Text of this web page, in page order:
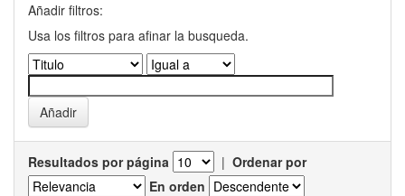
Añadir filtros:
Usa los filtros para afinar la busqueda.
Resultados por página | Ordenar por
En orden